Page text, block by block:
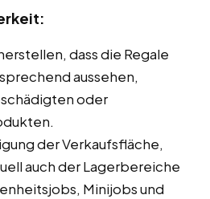
dass die Regale
aussehen,
oder
der Verkaufsfläche,
auch der Lagerbereiche
Minijobs und